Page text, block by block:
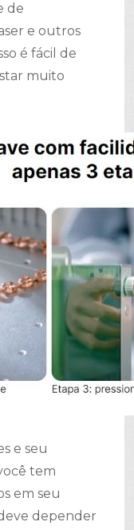
de
e outros
é fácil de
muito
e seu
tem
em seu
depender